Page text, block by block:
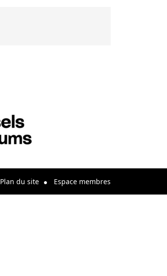
Plan du site Espace membres